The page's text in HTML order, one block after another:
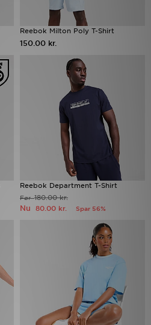
Reebok Milton Poly T-Shirt
150.00 kr.
Reebok Department T-Shirt
Før180.00 kr.
Nu 80.00 kr. Spar 56%